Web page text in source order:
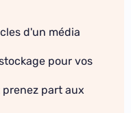
d'un média
pour vos
part aux